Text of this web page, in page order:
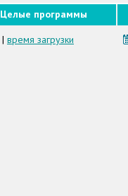
Целые программы
| время загрузки